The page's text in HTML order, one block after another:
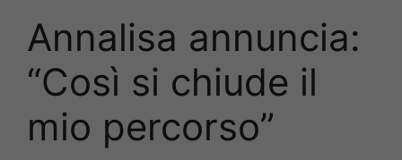
Annalisa annuncia:
“Così si chiude il
mio percorso”